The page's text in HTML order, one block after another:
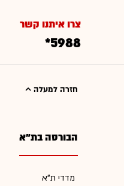
צרו איתנו קשר
*5988
חזרה למעלה
הבורסה בת"א
מדדי ת"א